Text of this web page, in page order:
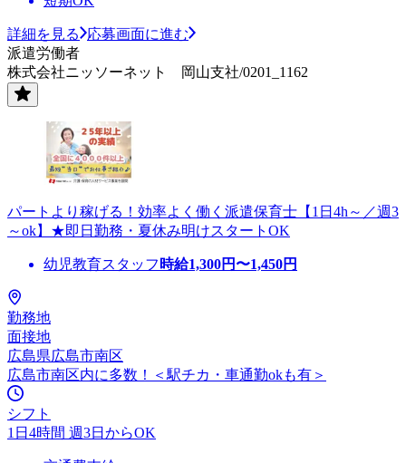
詳細を見る
応募画面に進む
派遣労働者
株式会社ニッソーネット 岡山支社/0201_1162
パートより稼げる！効率よく働く派遣保育士【1日4h～／週3
～ok】★即日勤務・夏休み明けスタートOK
幼児教育スタッフ 時給1,300円〜1,450円
勤務地
面接地
広島県広島市南区
広島市南区内に多数！＜駅チカ・車通勤okも有＞
シフト
1日4時間 週3日からOK